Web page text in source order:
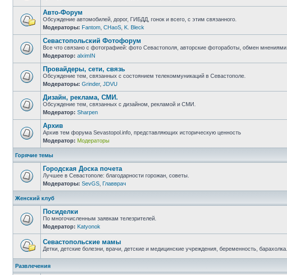
непрочитанных
сообщений
Нет
непрочитанных
сообщений
Авто-Форум
Обсуждение автомобилей, дорог, ГИБДД, гонок и всего, с этим связанного.
Модераторы: Fantom CHaoS K. Bleck
Нет
непрочитанных
сообщений
Севастопольский Фотофорум
Все что связано с фотографией: фото Севастополя, авторские фотоработы, обмен мнениями.
Модератор: alximIN
Нет
непрочитанных
сообщений
Провайдеры, сети, связь
Обсуждение тем, связанных с состоянием телекоммуникаций в Севастополе.
Модераторы: Grinder, JDVU
Нет
непрочитанных
сообщений
Дизайн, реклама, СМИ.
Обсуждение тем, связанных с дизайном, рекламой и СМИ.
Модератор: Sharpen
Нет
непрочитанных
сообщений
Архив
Архив тем форума Sevastopol.info, представляющих историческую ценность
Модератор: Модераторы
Горячие темы
Нет
непрочитанных
сообщений
Городская Доска почета
Лучшее в Севастополе: благодарности горожан, советы.
Модераторы: SevGS Главврач
Женский клуб
Нет
непрочитанных
сообщений
Посиделки
По многочисленным заявкам телезрителей.
Модератор: Katyonok
непрочитанных
сообщений
Севастопольские мамы
Детки, детские болезни, врачи, детские и медицинские учреждения, беременность, барахолка.
Развлечения